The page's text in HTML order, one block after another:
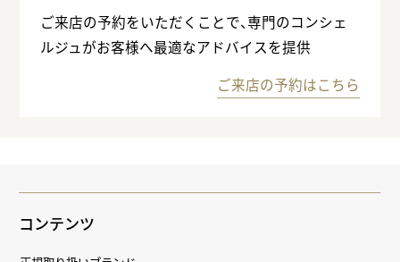
ご来店の予約をいただくことで、専門のコンシェ
ルジュがお客様へ最適なアドバイスを提供
ご来店の予約はこちら
コンテンツ